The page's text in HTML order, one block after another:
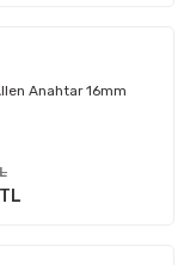
Anahtar 16mm